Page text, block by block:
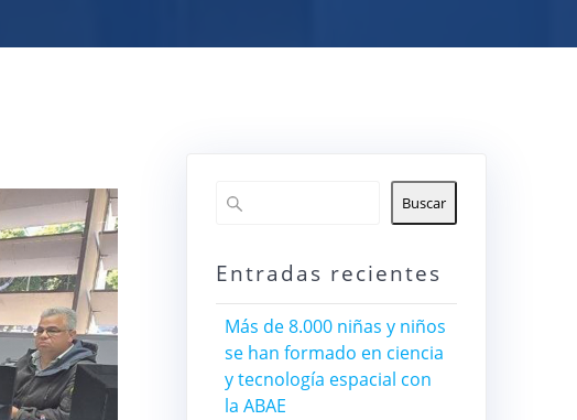
Buscar
Entradas recientes
Más de 8.000 niñas y niños
se han formado en ciencia
y tecnología espacial con
la ABAE